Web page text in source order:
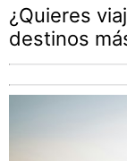
¿Quieres
destinos